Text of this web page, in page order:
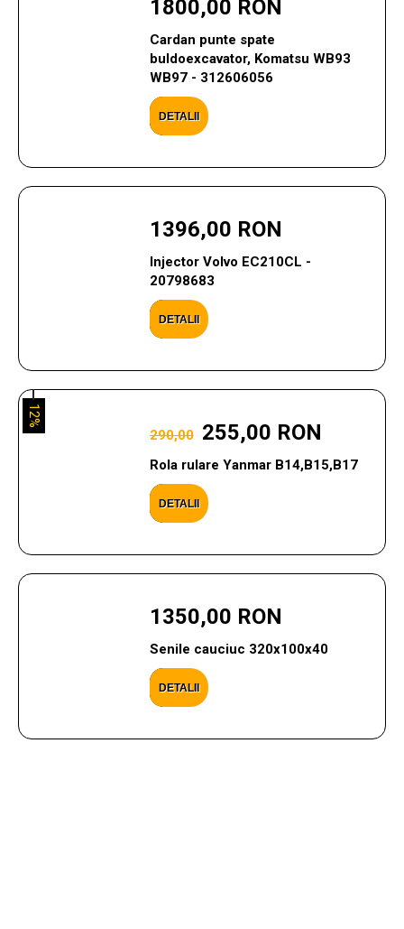
1800,00 RON
Cardan punte spate
buldoexcavator, Komatsu WB93
WB97 - 312606056
DETALII
1396,00 RON
Injector Volvo EC210CL -
20798683
DETALII
290,00 255,00 RON
Rola rulare Yanmar B14,B15,B17
DETALII
12%
1350,00 RON
Senile cauciuc 320x100x40
DETALII